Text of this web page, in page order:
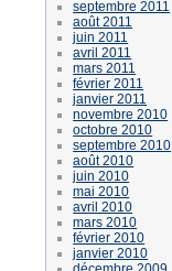
septembre 2011
août 2011
juin 2011
avril 2011
mars 2011
février 2011
janvier 2011
novembre 2010
octobre 2010
septembre 2010
août 2010
juin 2010
mai 2010
avril 2010
mars 2010
février 2010
janvier 2010